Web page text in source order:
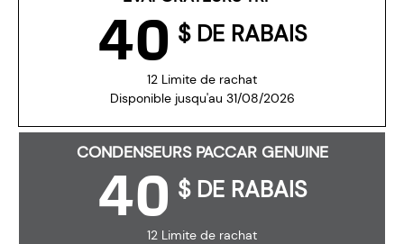
12 Limite de rachat
Disponible jusqu'au 31/08/2026
40 $ DE RABAIS
CONDENSEURS PACCAR GENUINE
12 Limite de rachat
40 $ DE RABAIS